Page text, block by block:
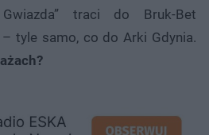
traci do Bruk-Bet
tyle samo, co do Arki Gdynia.